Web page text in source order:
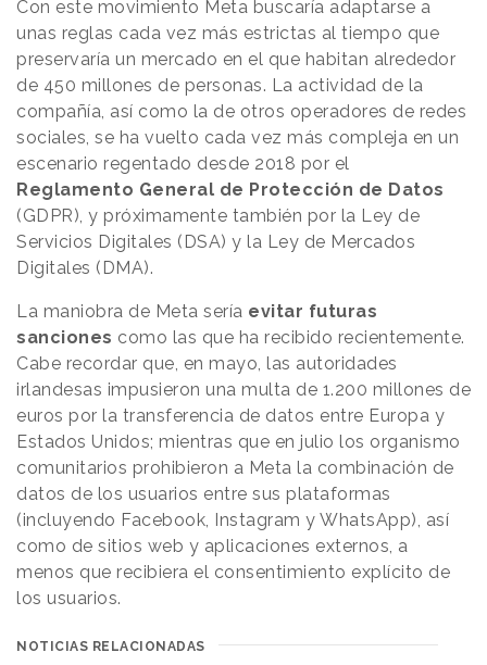
Con este movimiento Meta buscaría adaptarse a
unas reglas cada vez más estrictas al tiempo que
preservaría un mercado en el que habitan alrededor
de 450 millones de personas. La actividad de la
compañía, así como la de otros operadores de redes
sociales, se ha vuelto cada vez más compleja en un
escenario regentado desde 2018 por el
Reglamento General de Protección de Datos
(GDPR), y próximamente también por la Ley de
Servicios Digitales (DSA) y la Ley de Mercados
Digitales (DMA).
La maniobra de Meta sería evitar futuras
sanciones como las que ha recibido recientemente.
Cabe recordar que, en mayo, las autoridades
irlandesas impusieron una multa de 1.200 millones de
euros por la transferencia de datos entre Europa y
Estados Unidos; mientras que en julio los organismo
comunitarios prohibieron a Meta la combinación de
datos de los usuarios entre sus plataformas
(incluyendo Facebook, Instagram y WhatsApp), así
como de sitios web y aplicaciones externos, a
menos que recibiera el consentimiento explícito de
los usuarios.
NOTICIAS RELACIONADAS